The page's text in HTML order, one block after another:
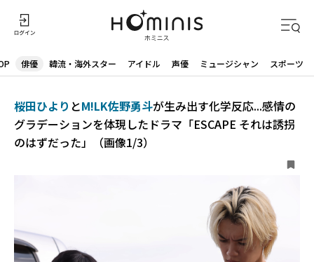
俳優 韓流・海外スター アイドル 声優 ミュージシャン スポーツ
桜田ひより とM!LK佐野勇斗が生み出す化学反応...感情の
グラデーションを体現したドラマ「ESCAPE それは誘拐
のはずだった」（画像1/3）